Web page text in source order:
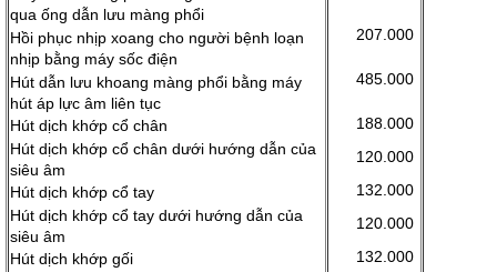
qua ống dẫn lưu màng phổi
Hồi phục nhịp xoang cho người bệnh loạn
nhịp bằng máy sốc điện
Hút dẫn lưu khoang màng phổi bằng máy
hút áp lực âm liên tục
Hút dịch khớp cổ chân
Hút dịch khớp cổ chân dưới hướng dẫn của
siêu âm
Hút dịch khớp cổ tay
Hút dịch khớp cổ tay dưới hướng dẫn của
siêu âm
Hút dịch khớp gối
207.000
485.000
188.000
120.000
132.000
120.000
132.000